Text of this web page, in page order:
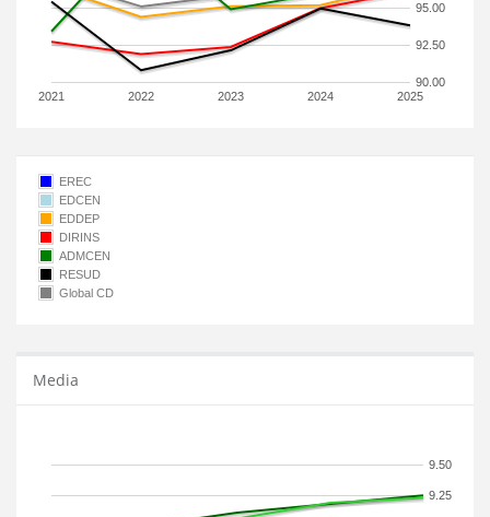
2021 2022 2023 2024 2025
90.00
92.50
95.00
EREC
EDCEN
EDDEP
DIRINS
ADMCEN
RESUD
Global CD
Media
9.25
9.50